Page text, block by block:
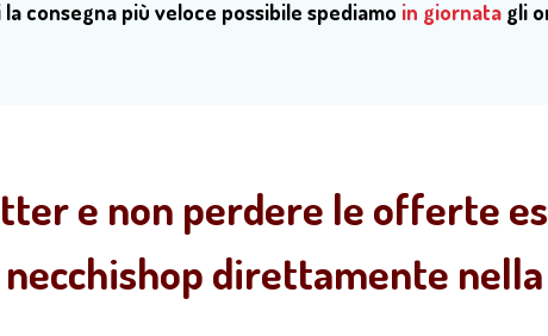
consegna più veloce possibile spediamo in giornatagli
e non perdere le offerte
direttamente nella